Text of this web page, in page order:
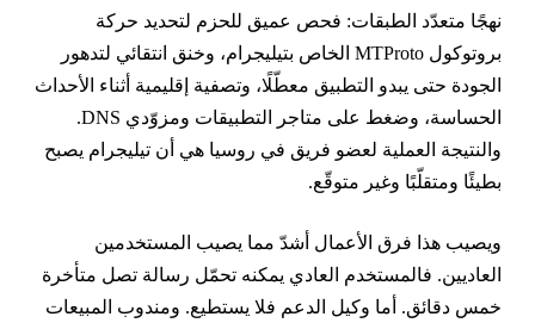
متعدّد الطبقات: فحص عميق للحزم لتحديد حركة
بروتوكول MTProto الخاص بتيليجرام، وخنق انتقائي لتدهور
حتى يبدو التطبيق معطّلًا، وتصفية إقليمية أثناء الأحداث
الحساسة، وضغط على متاجر التطبيقات ومزوّدي DNS.
العملية لعضو فريق في روسيا هي أن تيليجرام يصبح
ومتقلّبًا وغير متوقّع.
هذا فرق الأعمال أشدّ مما يصيب المستخدمين
فالمستخدم العادي يمكنه تحمّل رسالة تصل متأخرة
دقائق. أما وكيل الدعم فلا يستطيع. ومندوب المبيعات